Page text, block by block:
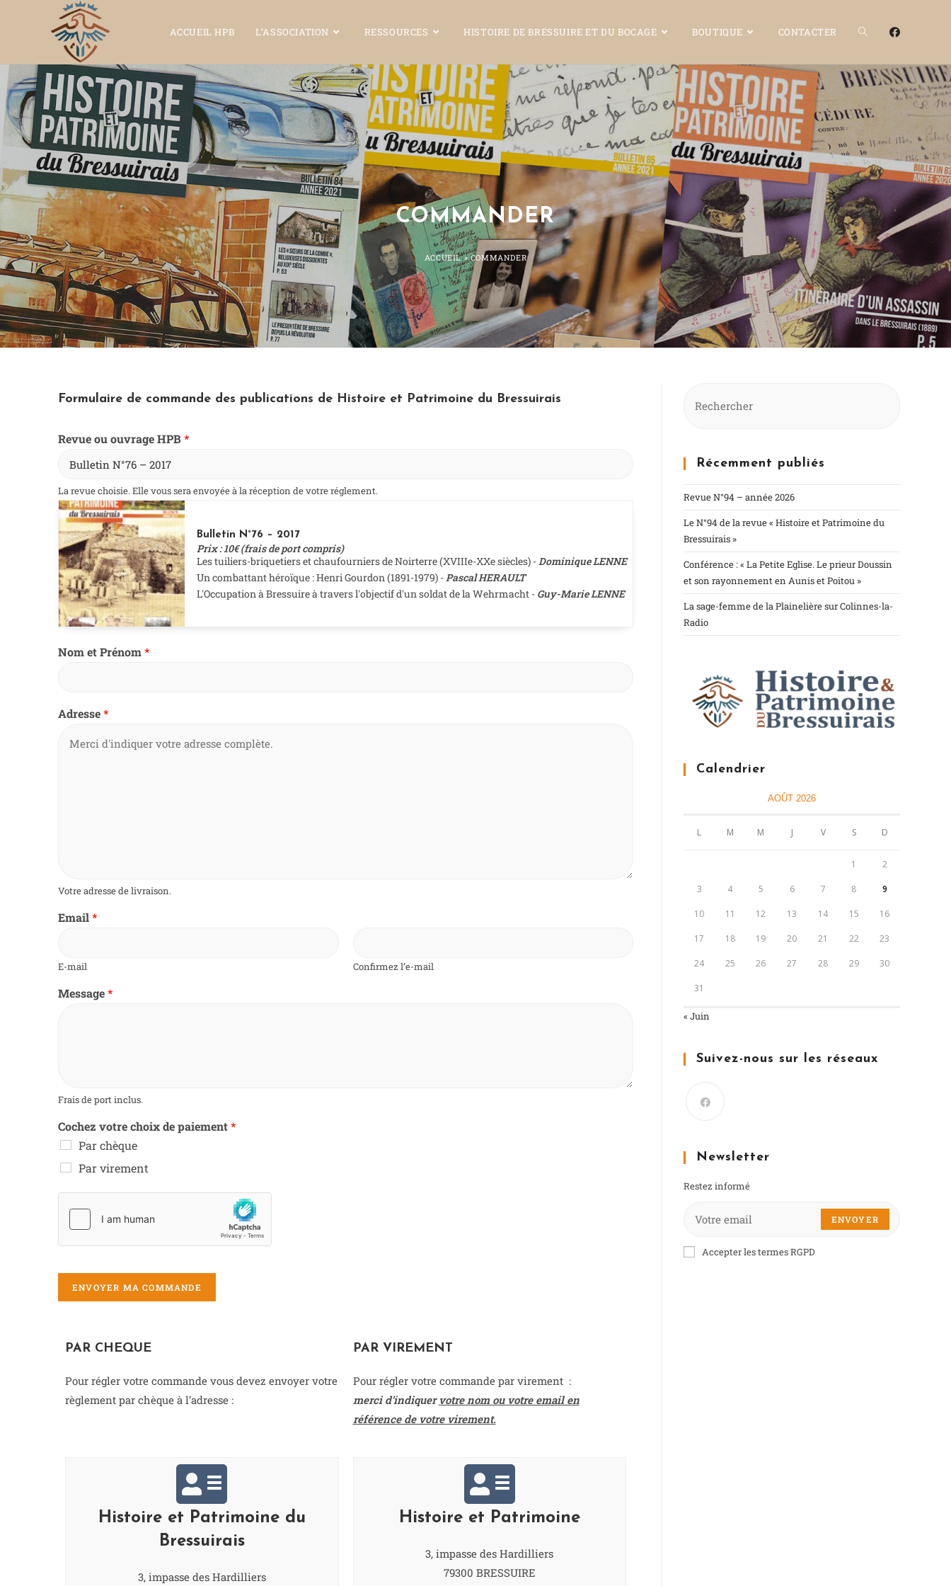
ACCUEIL HPB L’ASSOCIATION RESSOURCES HISTOIRE DE BRESSUIRE ET DU BOCAGE BOUTIQUE CONTACTER
COMMANDER
ACCUEIL»COMMANDER
Formulaire de commande des publications de Histoire et Patrimoine du Bressuirais
Revue ou ouvrage HPB *
La revue choisie. Elle vous sera envoyée à la réception de votre réglement.
Bulletin N°76 – 2017
Prix : 10€ (frais de port compris)
Les tuiliers-briquetiers et chaufourniers de Noirterre (XVIIIe-XXe siècles) - Dominique LENNE
Un combattant héroïque : Henri Gourdon (1891-1979) - Pascal HERAULT
L'Occupation à Bressuire à travers l'objectif d'un soldat de la Wehrmacht - Guy-Marie LENNE
Nom et Prénom*
Adresse*
Votre adresse de livraison.
Email*
E-mail Confirmez l’e-mail
Message*
Frais de port inclus.
Cochez votre choix de paiement*
Par chèque
Par virement
ENVOYER MA COMMANDE
PAR CHEQUE
Pour régler votre commande vous devez envoyer votre
règlement par chèque à l’adresse :
Histoire et Patrimoine du
Bressuirais
3, impasse des Hardilliers
PAR VIREMENT
Pour régler votre commande par virement :
merci d’indiquer votre nom ou votre email en
référence de votre virement.
Histoire et Patrimoine
3, impasse des Hardilliers
79300 BRESSUIRE
Récemment publiés
Revue N°94 – année 2026
Le N°94 de la revue « Histoire et Patrimoine du
Bressuirais »
Conférence : « La Petite Eglise. Le prieur Doussin
et son rayonnement en Aunis et Poitou »
La sage-femme de la Plainelière sur Colinnes-la-
Radio
Calendrier
AOÛT 2026
L M M J V S D
1 2
3 4 5 6 7 8 9
10 11 12 13 14 15 16
17 18 19 20 21 22 23
24 25 26 27 28 29 30
31
« Juin
Suivez-nous sur les réseaux
Newsletter
Restez informé
ENVOYER
Accepter les termes RGPD